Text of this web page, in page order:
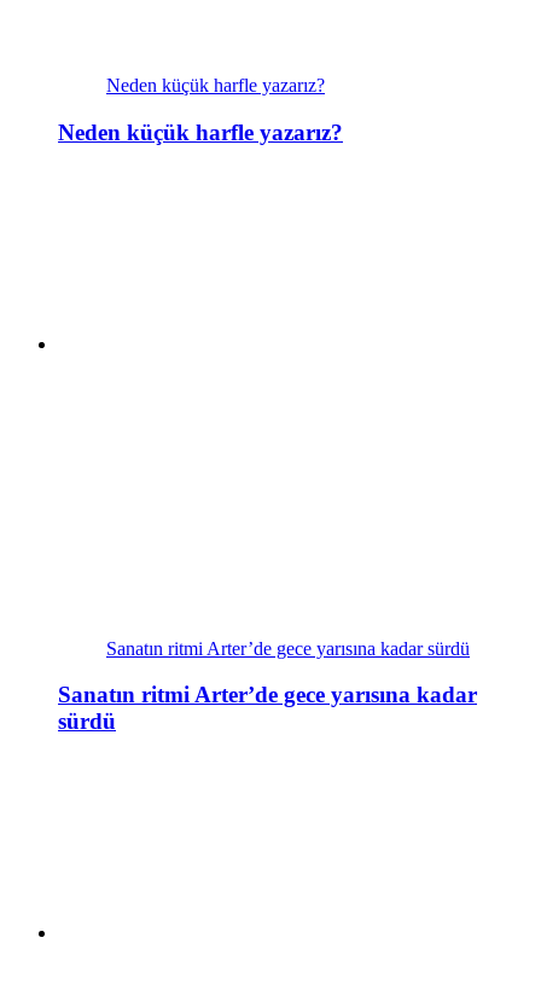
Neden küçük harfle yazarız?
Neden küçük harfle yazarız?
Sanatın ritmi Arter’de gece yarısına kadar sürdü
Sanatın ritmi Arter’de gece yarısına kadar
sürdü